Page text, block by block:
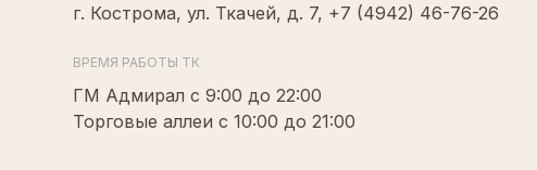
г. Кострома, ул. Ткачей, д. 7, +7 (4942) 46-76-26
ВРЕМЯ РАБОТЫ ТК
ГМ Адмирал с 9:00 до 22:00
Торговые аллеи с 10:00 до 21:00